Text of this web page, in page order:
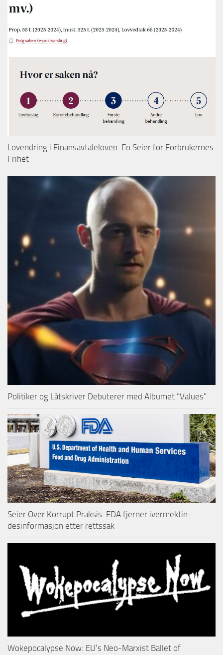
Lovendring i Finansavtaleloven: En Seier for Forbrukernes
Frihet
Politiker og Låtskriver Debuterer med Albumet “Values”
Seier Over Korrupt Praksis: FDA fjerner ivermektin-
desinformasjon etter rettssak
Wokepocalypse Now: EU’s Neo-Marxist Ballet of